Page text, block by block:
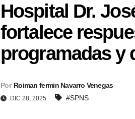
Hospital Dr.
fortalece
programadas y
Por Roiman fermin Navarro Venegas
DIC 28, 2025 #SPNS